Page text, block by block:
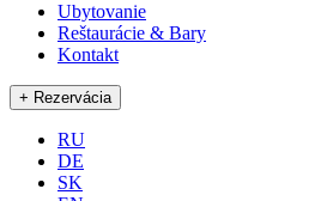
Ubytovanie
Reštaurácie & Bary
Kontakt
RU
DE
SK